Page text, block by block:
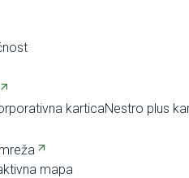
karticaNestro plus
mapa